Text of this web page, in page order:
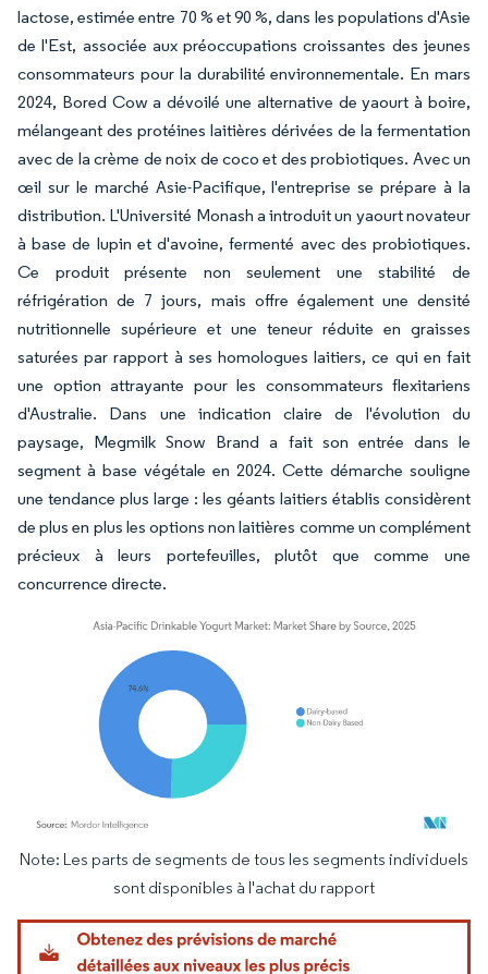
lactose, estimée entre 70 % et 90 %, dans les populations d'Asie
de l'Est, associée aux préoccupations croissantes des jeunes
consommateurs pour la durabilité environnementale. En mars
2024, Bored Cow a dévoilé une alternative de yaourt à boire,
mélangeant des protéines laitières dérivées de la fermentation
avec de la crème de noix de coco et des probiotiques. Avec un
œil sur le marché Asie-Pacifique, l'entreprise se prépare à la
distribution. L'Université Monash a introduit un yaourt novateur
à base de lupin et d'avoine, fermenté avec des probiotiques.
Ce produit présente non seulement une stabilité de
réfrigération de 7 jours, mais offre également une densité
nutritionnelle supérieure et une teneur réduite en graisses
saturées par rapport à ses homologues laitiers, ce qui en fait
une option attrayante pour les consommateurs flexitariens
d'Australie. Dans une indication claire de l'évolution du
paysage, Megmilk Snow Brand a fait son entrée dans le
segment à base végétale en 2024. Cette démarche souligne
une tendance plus large : les géants laitiers établis considèrent
de plus en plus les options non laitières comme un complément
précieux à leurs portefeuilles, plutôt que comme une
concurrence directe.
Image © Mordor Intelligence. La réutilisation nécessite une attribution sous CC BY
Note: Les parts de segments de tous les segments individuels
sont disponibles à l'achat du rapport